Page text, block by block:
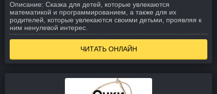
Описание: Сказка для детей, которые увлекаются
математикой и программированием, а также для их
родителей, которые увлекаются своими детьми, проявляя к
ним ненулевой интерес.
ЧИТАТЬ ОНЛАЙН